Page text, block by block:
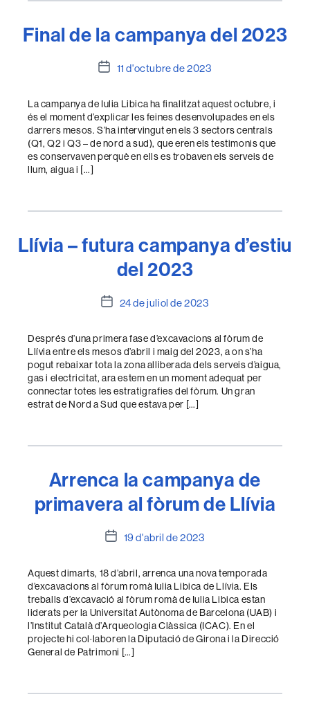
Final de la campanya del 2023
Data11 d'octubre de 2023
La campanya de Iulia Libica ha finalitzat aquest octubre, i
és el moment d’explicar les feines desenvolupades en els
darrers mesos. S’ha intervingut en els 3 sectors centrals
(Q1, Q2 i Q3 – de nord a sud), que eren els testimonis que
es conservaven perquè en ells es trobaven els serveis de
llum, aigua i […]
Llívia – futura campanya d’estiu
del 2023
Data24 de juliol de 2023
Després d’una primera fase d’excavacions al fòrum de
Llívia entre els mesos d’abril i maig del 2023, a on s’ha
pogut rebaixar tota la zona alliberada dels serveis d’aigua,
gas i electricitat, ara estem en un moment adequat per
connectar totes les estratigrafies del fòrum. Un gran
estrat de Nord a Sud que estava per […]
Arrenca la campanya de
primavera al fòrum de Llívia
Data19 d'abril de 2023
Aquest dimarts, 18 d’abril, arrenca una nova temporada
d’excavacions al fòrum romà Iulia Libica de Llívia. Els
treballs d’excavació al fòrum romà de Iulia Libica estan
liderats per la Universitat Autònoma de Barcelona (UAB) i
l’Institut Català d’Arqueologia Clàssica (ICAC). En el
projecte hi col·laboren la Diputació de Girona i la Direcció
General de Patrimoni […]